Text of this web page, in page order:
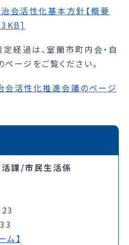
会活性化基本方針【概要
経過は、室蘭市町内会・自
ージをご覧ください。
会活性化推進会議のページ
課/市民生活係
ム】